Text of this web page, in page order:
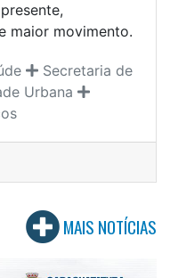
maior movimento.
Secretaria de
Urbana
MAIS NOTÍCIAS